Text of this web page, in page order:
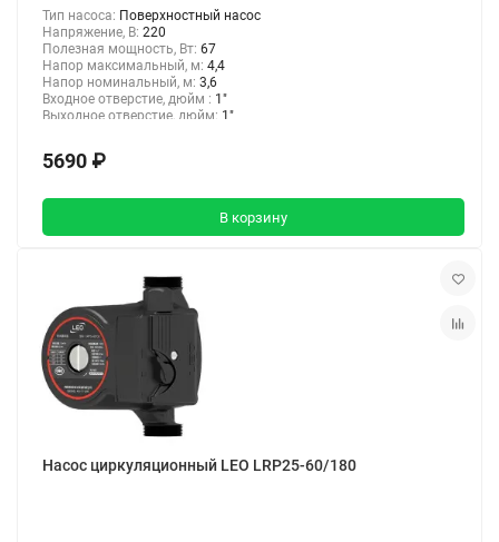
Тип насоса: Поверхностный насос
Напряжение, В: 220
Полезная мощность, Вт: 67
Напор максимальный, м: 4,4
Напор номинальный, м: 3,6
Входное отверстие, дюйм : 1"
Выходное отверстие, дюйм: 1"
5690 ₽
В корзину
Насос циркуляционный LEO LRP25-60/180